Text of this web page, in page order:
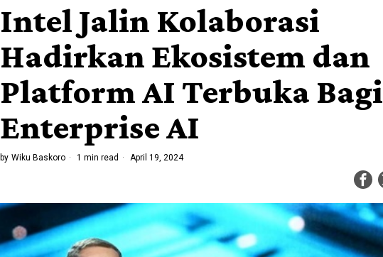
Intel Jalin Kolaborasi
Hadirkan Ekosistem dan
Platform AI Terbuka Bagi
Enterprise AI
by Wiku Baskoro 1 min read April 19, 2024